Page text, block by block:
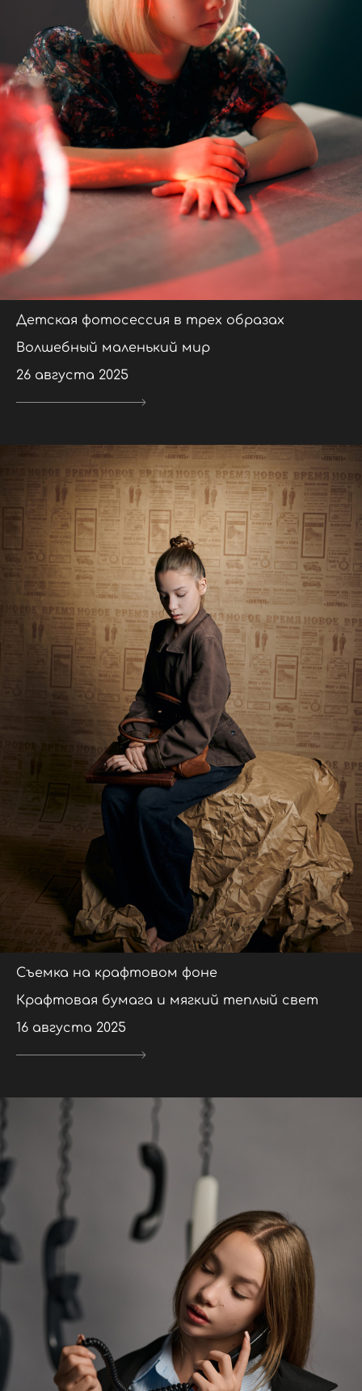
Детская фотосессия в трех образах
Волшебный маленький мир
26 августа 2025
Съемка на крафтовом фоне
Крафтовая бумага и мягкий теплый свет
16 августа 2025